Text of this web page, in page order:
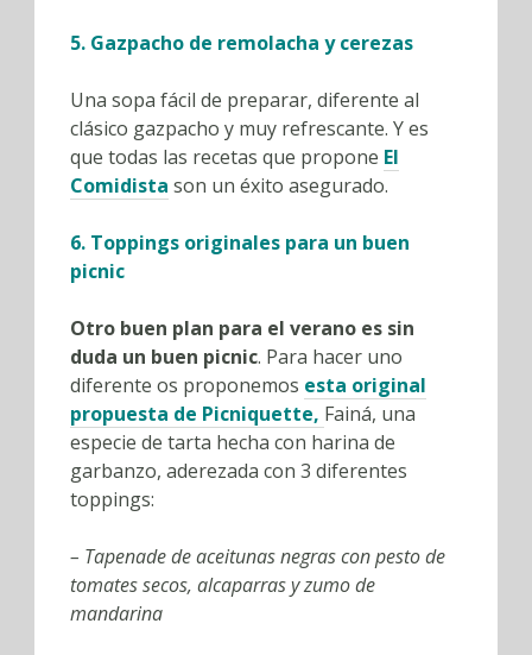
5. Gazpacho de remolacha y cerezas
Una sopa fácil de preparar, diferente al
clásico gazpacho y muy refrescante. Y es
que todas las recetas que propone El
Comidista son un éxito asegurado.
6. Toppings originales para un buen
picnic
Otro buen plan para el verano es sin
duda un buen picnic. Para hacer uno
diferente os proponemos esta original
propuesta de Picniquette, Fainá, una
especie de tarta hecha con harina de
garbanzo, aderezada con 3 diferentes
toppings:
– Tapenade de aceitunas negras con pesto de
tomates secos, alcaparras y zumo de
mandarina